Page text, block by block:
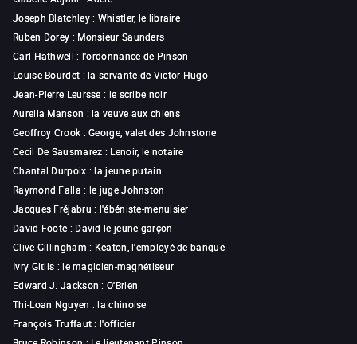
Joseph Blatchley: Whistler, le libraire
Ruben Dorey : Monsieur Saunders
Carl Hathwell : l'ordonnance de Pinson
Louise Bourdet :la servante de Victor Hugo
Jean-Pierre Leursse : le scribe noir
Aurelia Manson :la veuve aux chiens
Geoffroy Crook :George, valet des Johnstone
Cecil De Sausmarez : Lenoir, le notaire
Chantal Durpoix :la jeune putain
Raymond Falla : le juge Johnston
Jacques Fréjabru : l'ébéniste-menuisier
David Foote : David le jeune garçon
Clive Gillingham : Keaton, l'employé de banque
Ivry Gitlis :le magicien-magnétiseur
Edward J. Jackson :O'Brien
Thi-Loan Nguyen :la chinoise
François Truffaut:l'officier